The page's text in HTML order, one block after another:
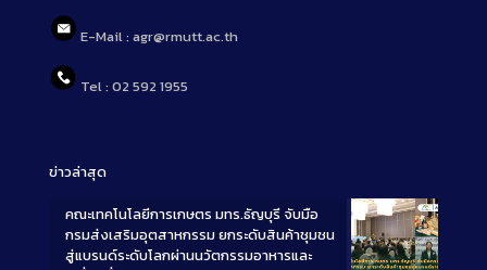
E-Mail : agr@rmutt.ac.th
Tel : 02 592 1955
ข่าวล่าสุด
คณะเทคโนโลยีการเกษตร มทร.ธัญบุรี จับมือ
กรมส่งเสริมอุตสาหกรรม ยกระดับสินค้าชุมชน
สู่แบรนด์ระดับโลกผ่านนวัตกรรมอาหารและ